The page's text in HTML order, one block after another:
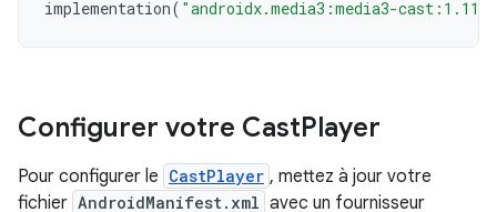
implementation( "androidx.media3:media3-
Configurer votre CastPlayer
Pour configurer le CastPlayer , mettez à jour votre
fichier AndroidManifest.xml avec un fournisseur